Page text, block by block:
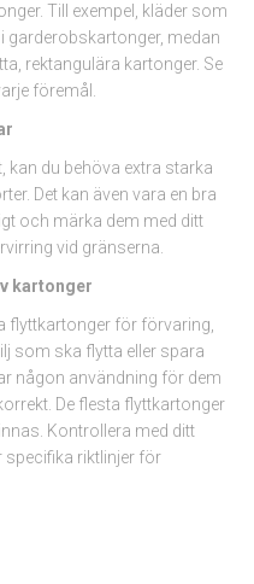
Till exempel, kläder som
garderobskartonger, medan
rektangulära kartonger. Se
föremål.
kan du behöva extra starka
Det kan även vara en bra
och märka dem med ditt
vid gränserna.
kartonger
flyttkartonger för förvaring,
som ska flytta eller spara
någon användning för dem
De flesta flyttkartonger
Kontrollera med ditt
specifika riktlinjer för